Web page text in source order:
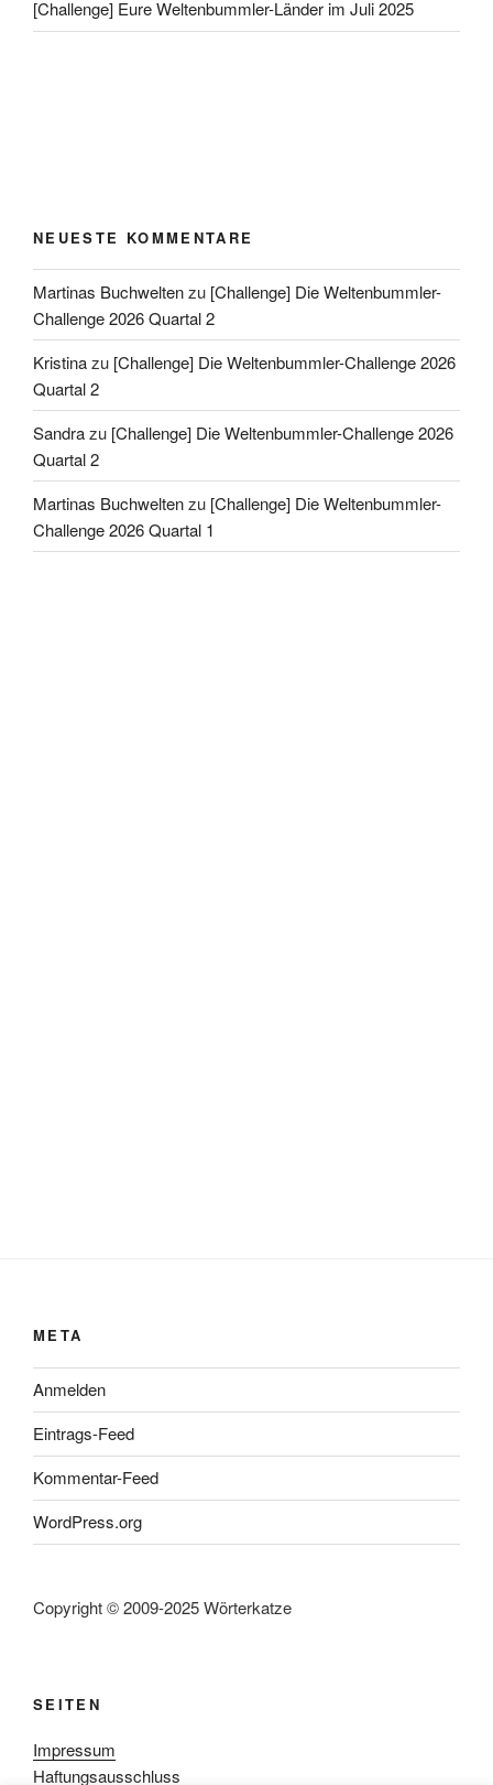
[Challenge] Eure Weltenbummler-Länder im Juli 2025
NEUESTE KOMMENTARE
Martinas Buchweltenzu [Challenge] Die Weltenbummler-
Challenge 2026 Quartal 2
Kristinazu [Challenge] Die Weltenbummler-Challenge 2026
Quartal 2
Sandrazu [Challenge] Die Weltenbummler-Challenge 2026
Quartal 2
Martinas Buchweltenzu [Challenge] Die Weltenbummler-
Challenge 2026 Quartal 1
META
Anmelden
Eintrags-Feed
Kommentar-Feed
WordPress.org
Copyright © 2009-2025 Wörterkatze
SEITEN
Impressum
Haftungsausschluss